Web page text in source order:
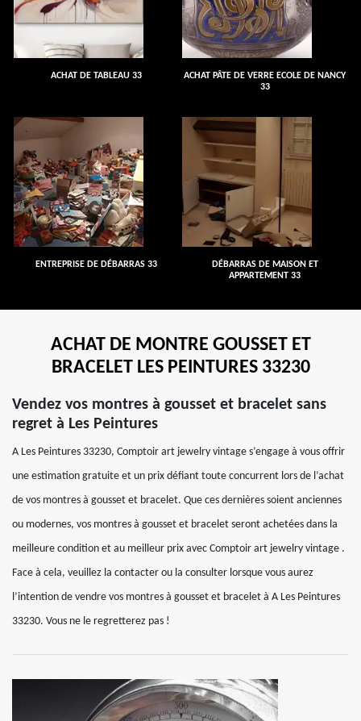
ACHAT DE TABLEAU 33
ACHAT PÂTE DE VERRE ECOLE DE NANCY
33
ENTREPRISE DE DÉBARRAS 33
DÉBARRAS DE MAISON ET
APPARTEMENT 33
ACHAT DE MONTRE GOUSSET ET
BRACELET LES PEINTURES 33230
Vendez vos montres à gousset et bracelet sans
regret à Les Peintures
A Les Peintures 33230, Comptoir art jewelry vintage s’engage à vous offrir
une estimation gratuite et un prix défiant toute concurrent lors de l’achat
de vos montres à gousset et bracelet. Que ces dernières soient anciennes
ou modernes, vos montres à gousset et bracelet seront achetées dans la
meilleure condition et au meilleur prix avec Comptoir art jewelry vintage .
Face à cela, veuillez la contacter ou la consulter lorsque vous aurez
l’intention de vendre vos montres à gousset et bracelet à A Les Peintures
33230. Vous ne le regretterez pas !